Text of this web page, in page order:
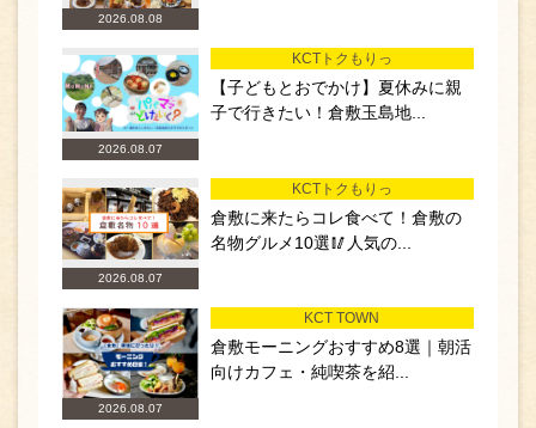
2026.08.08
2026.08.07
KCTトクもりっ
【子どもとおでかけ】夏休みに親
子で行きたい！倉敷玉島地...
2026.08.07
KCTトクもりっ
倉敷に来たらコレ食べて！倉敷の
名物グルメ10選🥢人気の...
2026.08.07
KCT TOWN
倉敷モーニングおすすめ8選｜朝活
向けカフェ・純喫茶を紹...